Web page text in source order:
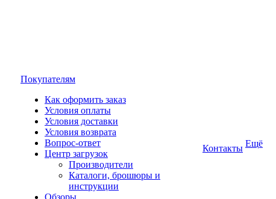
Покупателям
Как оформить заказ
Условия оплаты
Условия доставки
Условия возврата
Вопрос-ответ
Центр загрузок
Производители
Каталоги, брошюры и
инструкции
Обзоры
Контакты Ещё